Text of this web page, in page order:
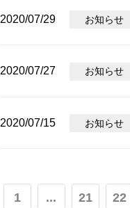
2020/07/29 お知らせ
2020/07/27 お知らせ
2020/07/15 お知らせ
1 ... 21 22